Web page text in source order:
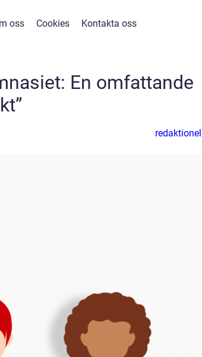
oss Cookies Kontakta oss
En omfattande
redaktionel